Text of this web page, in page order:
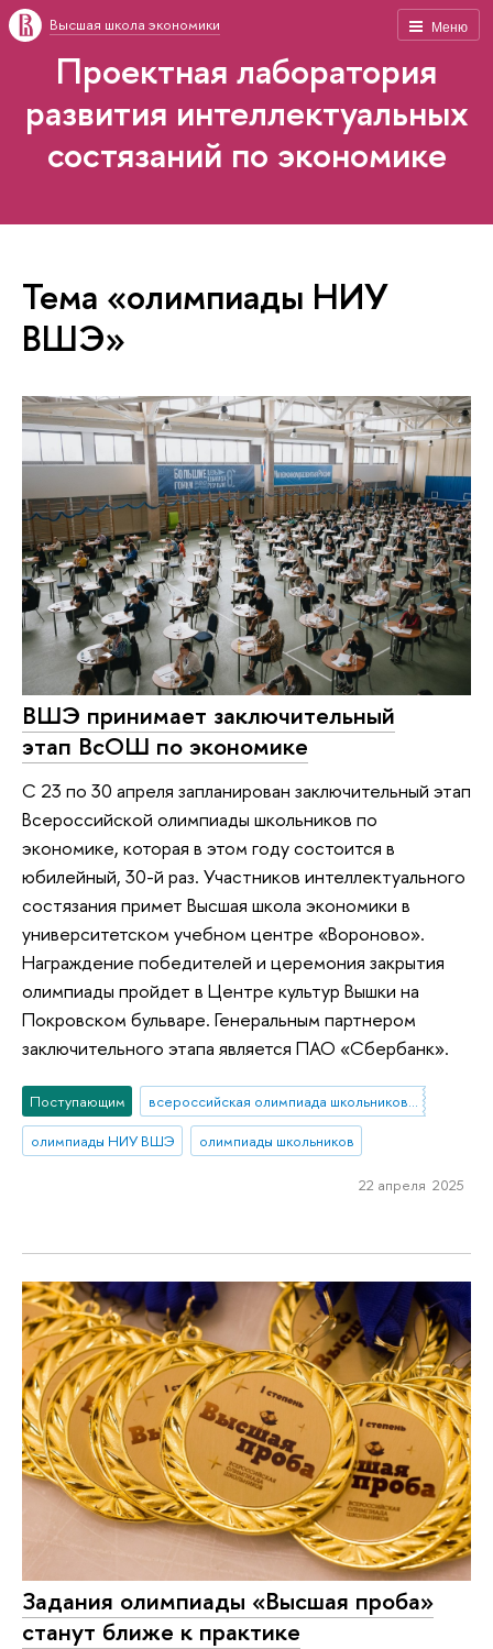
Меню
Высшая школа экономики
Проектная лаборатория
развития интеллектуальных
состязаний по экономике
Тема «олимпиады НИУ
ВШЭ»
ВШЭ принимает заключительный
этап ВсОШ по экономике
С 23 по 30 апреля запланирован заключительный этап
Всероссийской олимпиады школьников по
экономике, которая в этом году состоится в
юбилейный, 30-й раз. Участников интеллектуального
состязания примет Высшая школа экономики в
университетском учебном центре «Вороново».
Награждение победителей и церемония закрытия
олимпиады пройдет в Центре культур Вышки на
Покровском бульваре. Генеральным партнером
заключительного этапа является ПАО «Сбербанк».
Поступающим
всероссийская олимпиада школьников по экономике
олимпиады НИУ ВШЭ
олимпиады школьников
22 апреля 2025
Задания олимпиады «Высшая проба»
станут ближе к практике